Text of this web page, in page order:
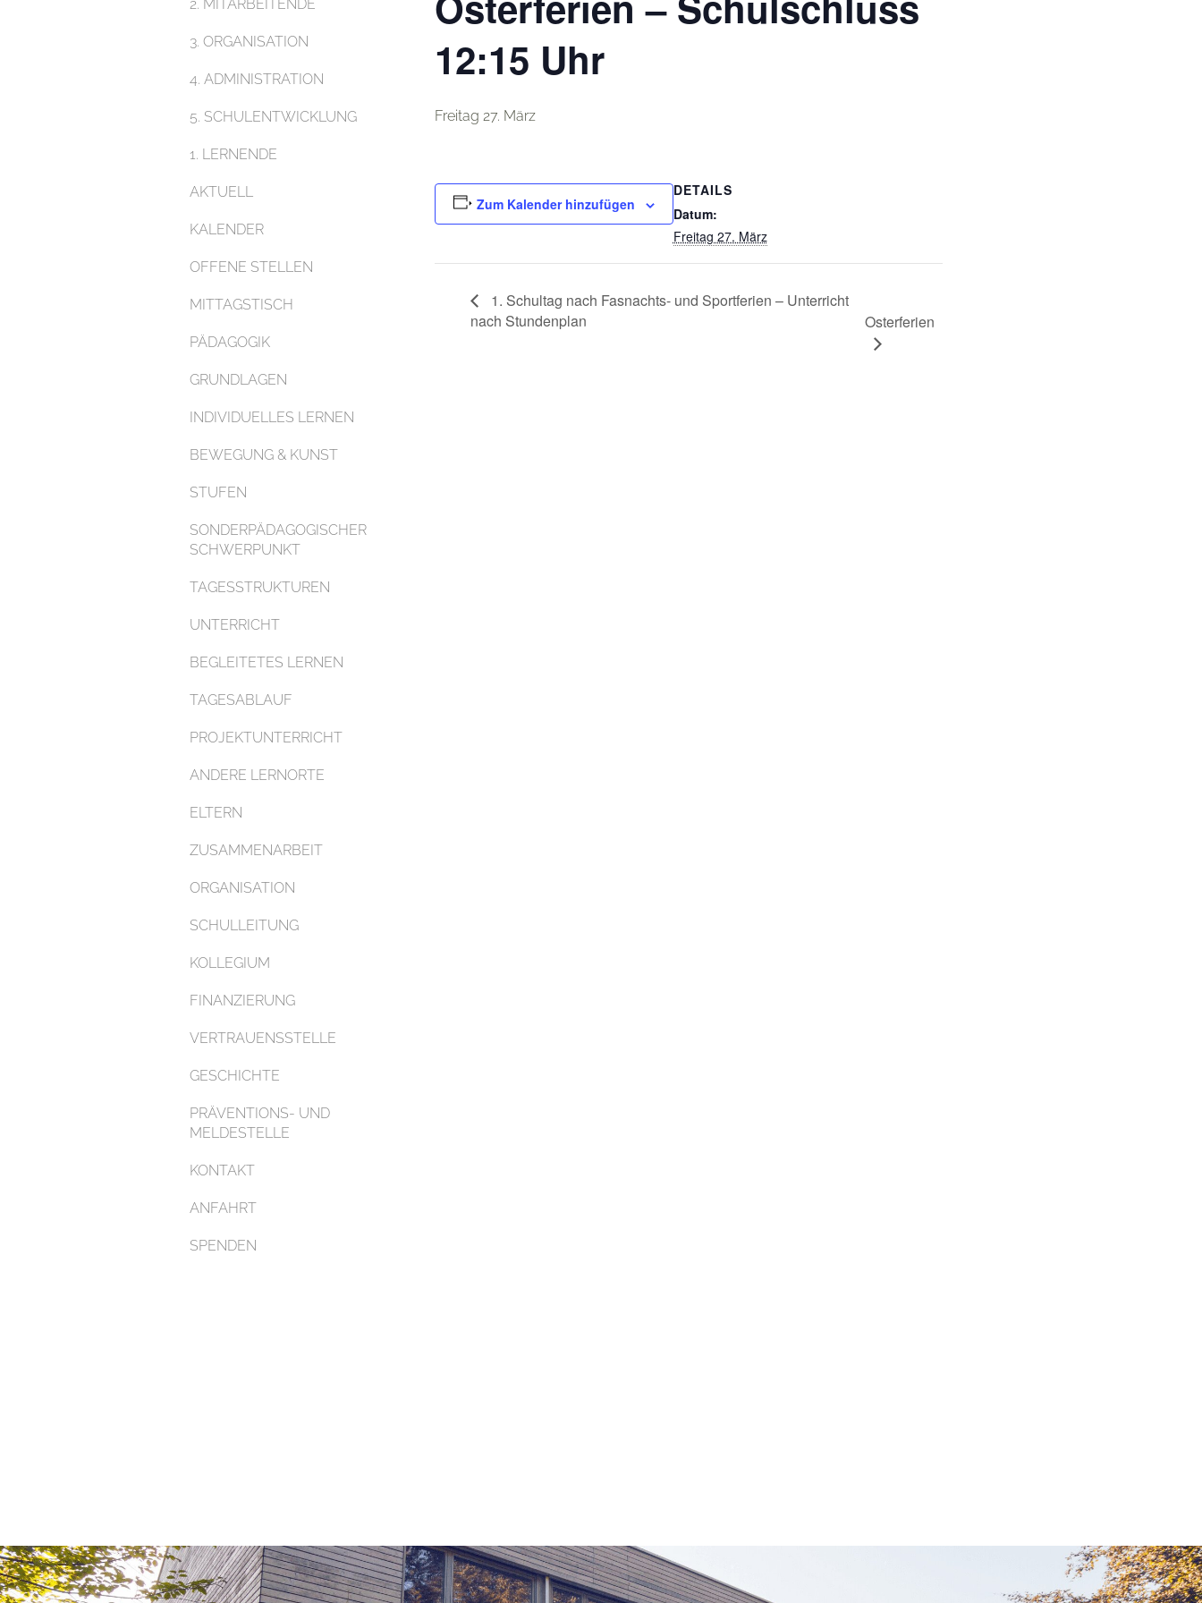
2. MITARBEITENDE
3. ORGANISATION
4. ADMINISTRATION
5. SCHULENTWICKLUNG
1. LERNENDE
AKTUELL
KALENDER
OFFENE STELLEN
MITTAGSTISCH
PÄDAGOGIK
GRUNDLAGEN
INDIVIDUELLES LERNEN
BEWEGUNG & KUNST
STUFEN
SONDERPÄDAGOGISCHER
SCHWERPUNKT
TAGESSTRUKTUREN
UNTERRICHT
BEGLEITETES LERNEN
TAGESABLAUF
PROJEKTUNTERRICHT
ANDERE LERNORTE
ELTERN
ZUSAMMENARBEIT
ORGANISATION
SCHULLEITUNG
KOLLEGIUM
FINANZIERUNG
VERTRAUENSSTELLE
GESCHICHTE
PRÄVENTIONS- UND
MELDESTELLE
KONTAKT
ANFAHRT
SPENDEN
12:15 Uhr
Freitag 27. März
Zum Kalender hinzufügen
DETAILS
Datum:
Freitag 27. März
1. Schultag nach Fasnachts- und Sportferien – Unterricht
nach Stundenplan
Osterferien